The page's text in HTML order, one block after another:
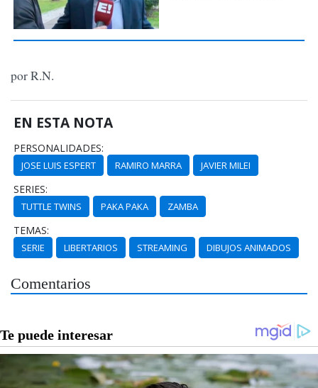
por R.N.
EN ESTA NOTA
PERSONALIDADES:
JOSE LUIS ESPERT RAMIRO MARRA JAVIER MILEI
SERIES:
TUTTLE TWINS PAKA PAKA ZAMBA
TEMAS:
SERIE LIBERTARIOS STREAMING DIBUJOS ANIMADOS
Comentarios